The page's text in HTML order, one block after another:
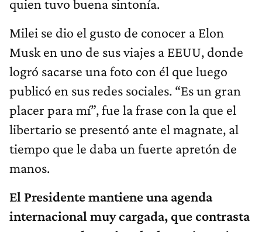
quien tuvo buena sintonía.
Milei se dio el gusto de conocer a Elon
Musk en uno de sus viajes a EEUU, donde
logró sacarse una foto con él que luego
publicó en sus redes sociales. “Es un gran
placer para mí”, fue la frase con la que el
libertario se presentó ante el magnate, al
tiempo que le daba un fuerte apretón de
manos.
El Presidente mantiene una agenda
internacional muy cargada, que contrasta